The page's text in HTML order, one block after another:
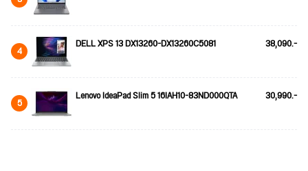
4 DELL XPS 13 DX13260-DX13260C5081 38,090.-
5 Lenovo IdeaPad Slim 5 16IAH10-83ND000QTA 30,990.-